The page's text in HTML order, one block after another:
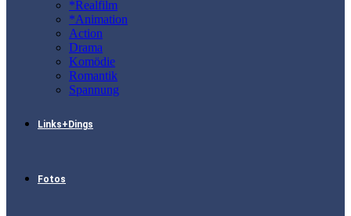
*Realfilm
*Animation
Action
Drama
Komödie
Romantik
Spannung
Links+Dings
Fotos